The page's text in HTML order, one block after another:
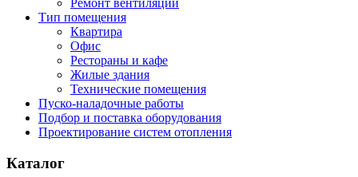
Ремонт вентиляции
Тип помещения
Квартира
Офис
Рестораны и кафе
Жилые здания
Технические помещения
Пуско-наладочные работы
Подбор и поставка оборудования
Проектирование систем отопления
Каталог